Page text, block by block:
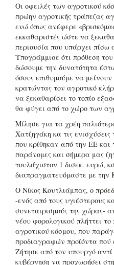
Οι οφειλές των αγροτικού
πρώην αγροτικής τράπεζας
ενώ όπως ανέφερε
εκκαθαριστές ώστε να
περιουσία που υπάρχει
Υπογράμμισε ότι πρόθεση
δώσουμε την δυνατότητα
όσους επιθυμούμε να
κρατώντας τον αγροτικό
να ξεκαθαρίσει το τοπίο
θα φύγει από το χώρο των
Μίλησε για τα χρέη
Χατζηγάκη κα τις
που κρίθηκαν από την ΕΕ και
παράνομες και σήμερα μας
τουλάχιστον 1 δισεκ. ευρώ,
διαπραγματευόμαστε με την
Ο Νίκος Κουτλιάμπας, ο
-ενός από τους υγιέστερους
συνεταιρισμούς της χώρας-
νέου φορολογικού πλήττει το
αγροτικού κόσμου, που
προδιαγραφών προϊόντα πού
Ζήτησε από τον υπουργό αντί
κυβέρνηση να προχωρήσει